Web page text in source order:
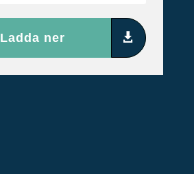
Ladda ner